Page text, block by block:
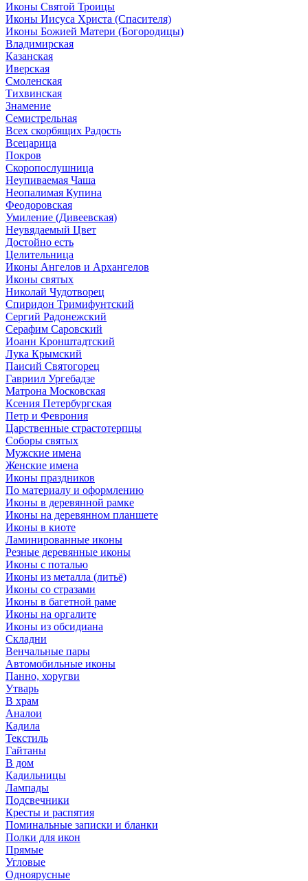
Иконы Святой Троицы
Иконы Иисуса Христа (Спасителя)
Иконы Божией Матери (Богородицы)
Владимирская
Казанская
Иверская
Смоленская
Тихвинская
Знамение
Семистрельная
Всех скорбящих Радость
Всецарица
Покров
Скоропослушница
Неупиваемая Чаша
Неопалимая Купина
Феодоровская
Умиление (Дивеевская)
Неувядаемый Цвет
Достойно есть
Целительница
Иконы Ангелов и Архангелов
Иконы святых
Николай Чудотворец
Спиридон Тримифунтский
Сергий Радонежский
Серафим Саровский
Иоанн Кронштадтский
Лука Крымский
Паисий Святогорец
Гавриил Ургебадзе
Матрона Московская
Ксения Петербургская
Петр и Феврония
Царственные страстотерпцы
Соборы святых
Мужские имена
Женские имена
Иконы праздников
По материалу и оформлению
Иконы в деревянной рамке
Иконы на деревянном планшете
Иконы в киоте
Ламинированные иконы
Резные деревянные иконы
Иконы с поталью
Иконы из металла (литьё)
Иконы со стразами
Иконы в багетной раме
Иконы на оргалите
Иконы из обсидиана
Складни
Венчальные пары
Автомобильные иконы
Панно, хоругви
Утварь
В храм
Аналои
Кадила
Текстиль
Гайтаны
В дом
Кадильницы
Лампады
Подсвечники
Кресты и распятия
Поминальные записки и бланки
Полки для икон
Прямые
Угловые
Одноярусные